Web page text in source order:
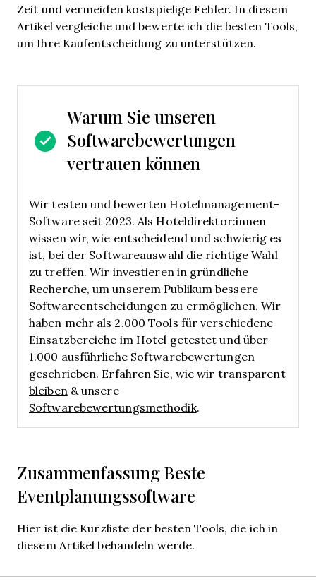
Zeit und vermeiden kostspielige Fehler. In diesem
Artikel vergleiche und bewerte ich die besten Tools,
um Ihre Kaufentscheidung zu unterstützen.
Warum Sie unseren
Softwarebewertungen
vertrauen können
Wir testen und bewerten Hotelmanagement-
Software seit 2023. Als Hoteldirektor:innen
wissen wir, wie entscheidend und schwierig es
ist, bei der Softwareauswahl die richtige Wahl
zu treffen. Wir investieren in gründliche
Recherche, um unserem Publikum bessere
Softwareentscheidungen zu ermöglichen. Wir
haben mehr als 2.000 Tools für verschiedene
Einsatzbereiche im Hotel getestet und über
1.000 ausführliche Softwarebewertungen
geschrieben. Erfahren Sie, wie wir transparent
bleiben & unsere
Softwarebewertungsmethodik.
Zusammenfassung Beste
Eventplanungssoftware
Hier ist die Kurzliste der besten Tools, die ich in
diesem Artikel behandeln werde.